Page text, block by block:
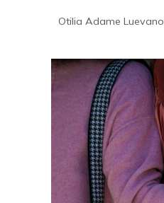
Otilia Adame Luevano